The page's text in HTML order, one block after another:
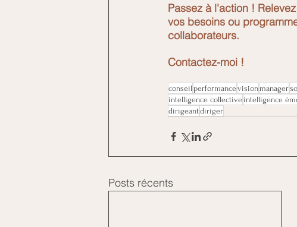
Passez à l'action !
vos besoins ou
collaborateurs.
Contactez-moi !
conseil performancevision manager
intelligence collective intelligence
dirigeantdiriger
Posts récents